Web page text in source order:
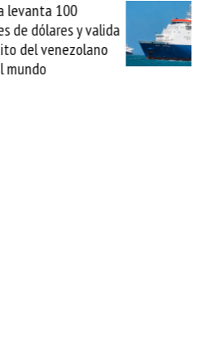
El buque Wave Sentinel
arranca la reparación del
cable de Cirion